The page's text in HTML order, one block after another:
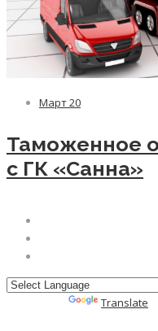
Март20
Таможенное
с ГК «Санна»
Translate